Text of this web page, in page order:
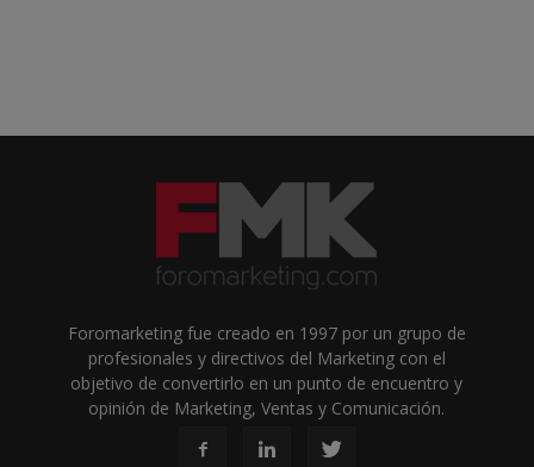
Foromarketing fue creado en 1997 por un grupo de
profesionales y directivos del Marketing con el
objetivo de convertirlo en un punto de encuentro y
opinión de Marketing, Ventas y Comunicación.